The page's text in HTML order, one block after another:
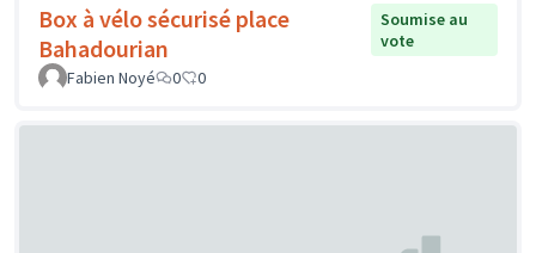
Box à vélo sécurisé place
Bahadourian
Soumise au
vote
Fabien Noyé
0 0